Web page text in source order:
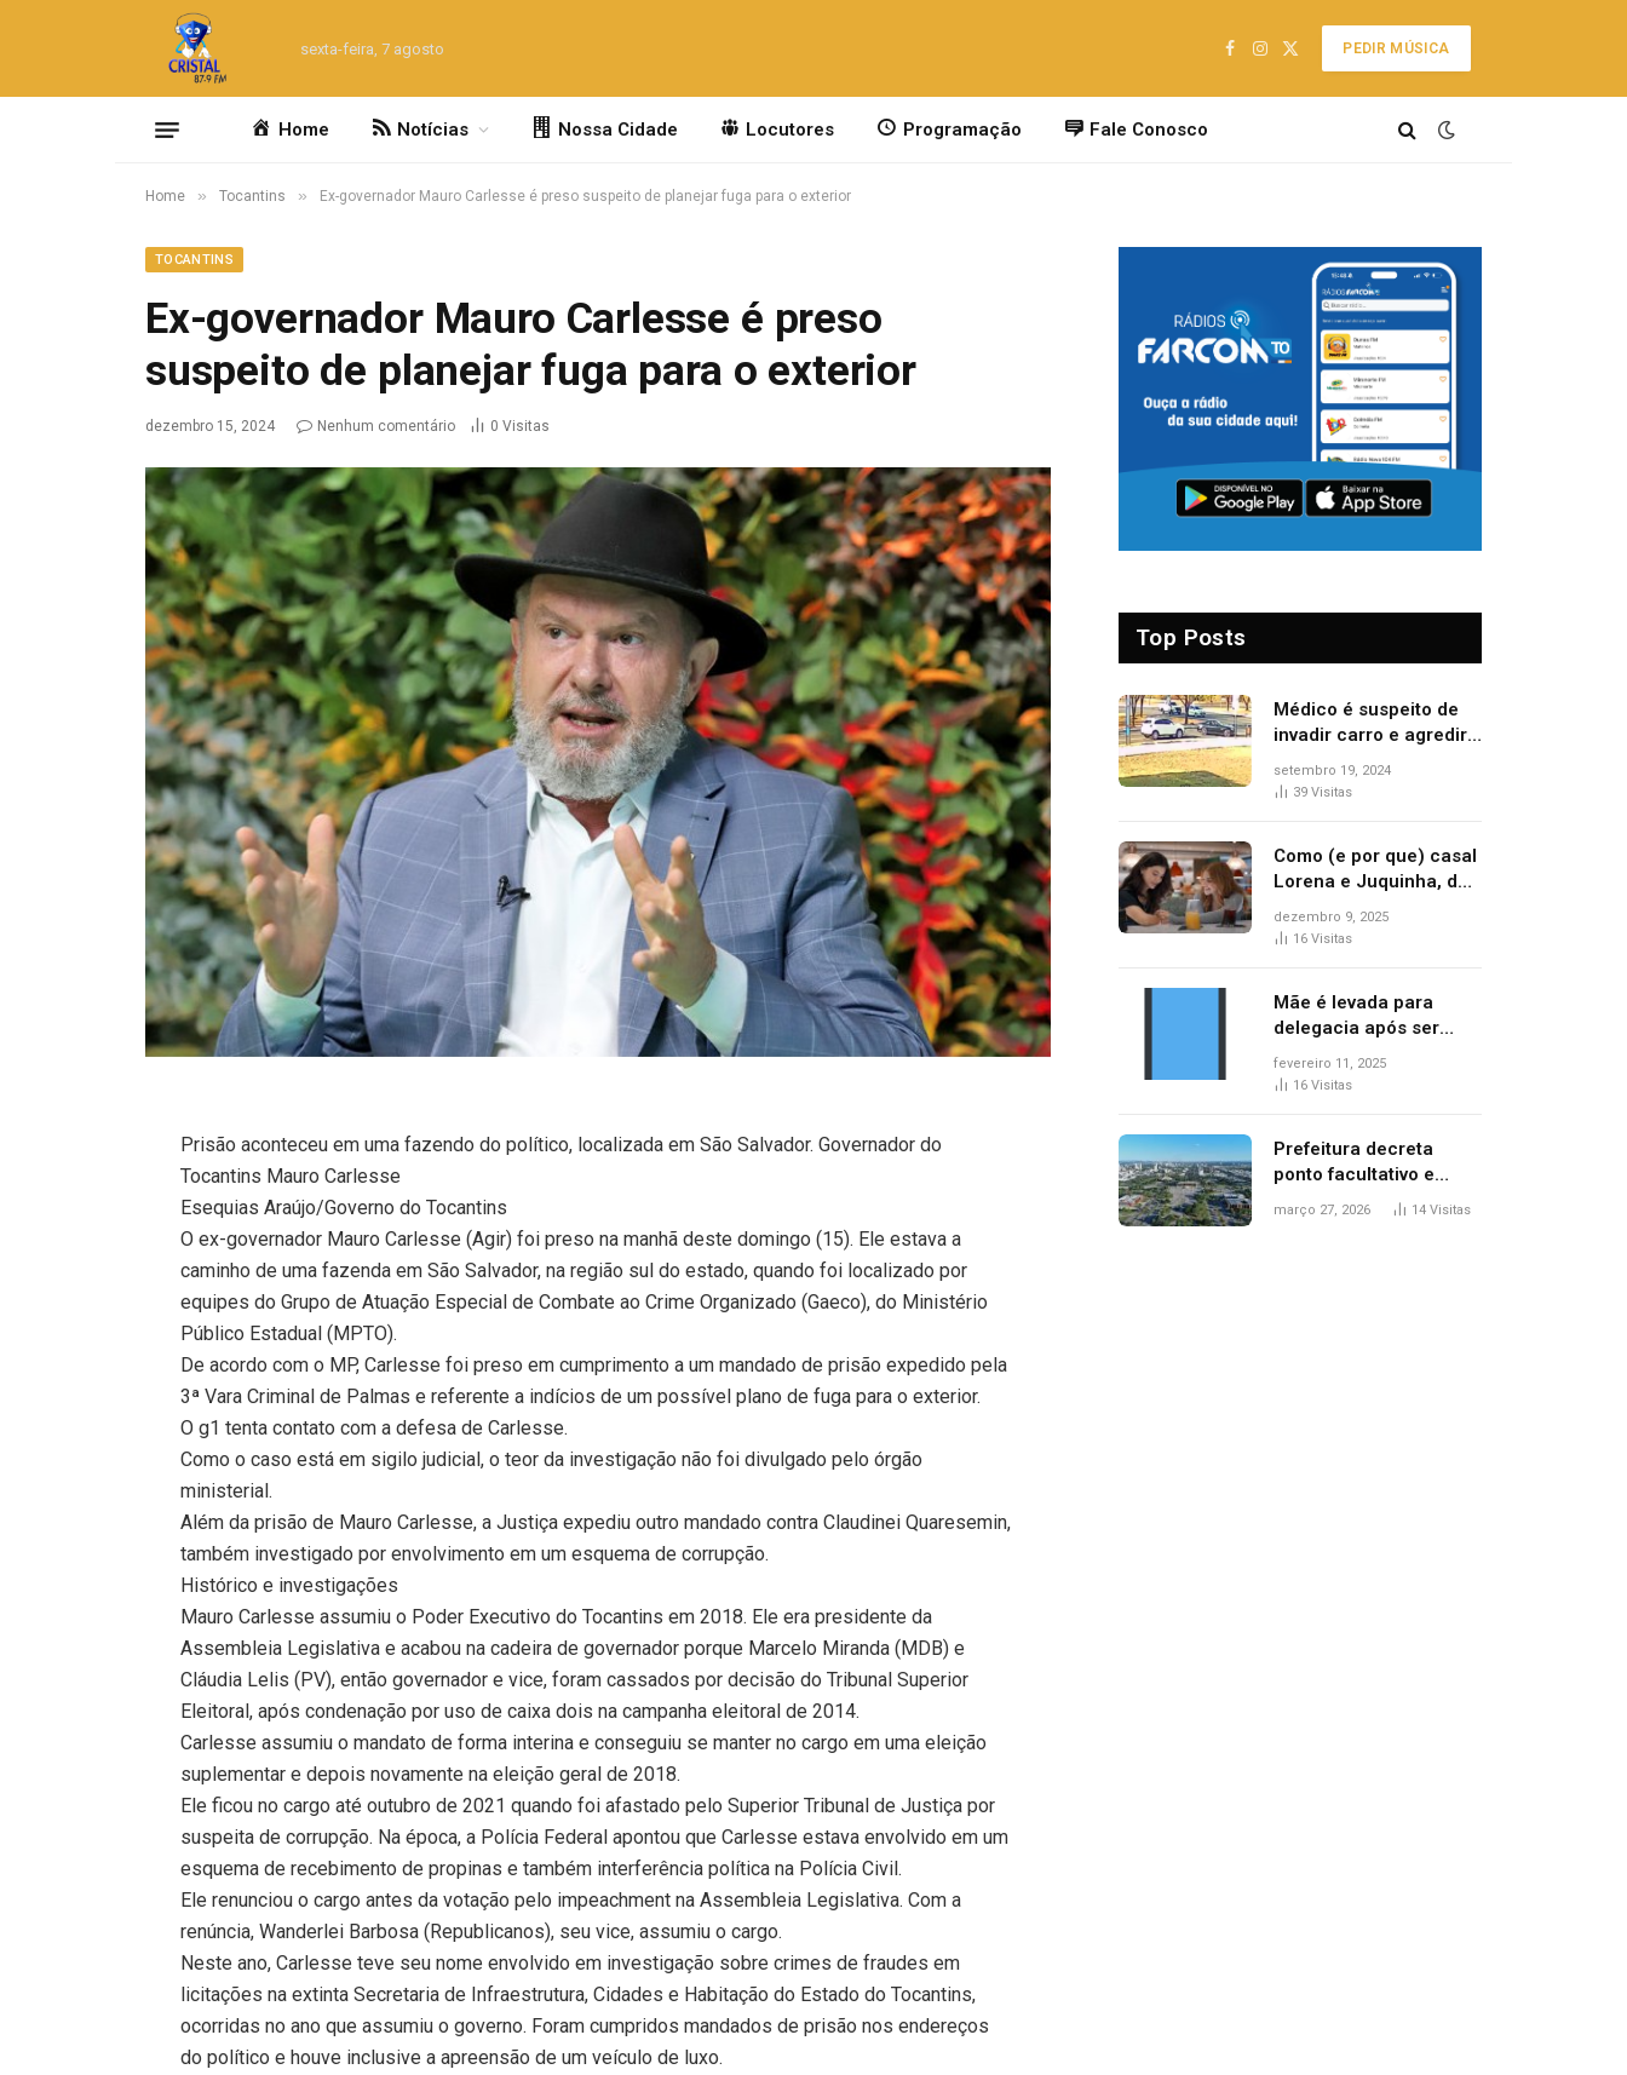
sexta-feira, 7 agosto
Facebook
Instagram
X
PEDIR MÚSICA
Home Notícias Nossa Cidade Locutores Programação Fale Conosco
Home » Tocantins » Ex-governador Mauro Carlesse é preso suspeito de planejar fuga para o exterior
TOCANTINS
Ex-governador Mauro Carlesse é preso
suspeito de planejar fuga para o exterior
dezembro 15, 2024 Nenhum comentário 0 Visitas
Prisão aconteceu em uma fazendo do político, localizada em São Salvador. Governador do
Tocantins Mauro Carlesse
Esequias Araújo/Governo do Tocantins
O ex-governador Mauro Carlesse (Agir) foi preso na manhã deste domingo (15). Ele estava a
caminho de uma fazenda em São Salvador, na região sul do estado, quando foi localizado por
equipes do Grupo de Atuação Especial de Combate ao Crime Organizado (Gaeco), do Ministério
Público Estadual (MPTO).
De acordo com o MP, Carlesse foi preso em cumprimento a um mandado de prisão expedido pela
3ª Vara Criminal de Palmas e referente a indícios de um possível plano de fuga para o exterior.
O g1 tenta contato com a defesa de Carlesse.
Como o caso está em sigilo judicial, o teor da investigação não foi divulgado pelo órgão
ministerial.
Além da prisão de Mauro Carlesse, a Justiça expediu outro mandado contra Claudinei Quaresemin,
também investigado por envolvimento em um esquema de corrupção.
Histórico e investigações
Mauro Carlesse assumiu o Poder Executivo do Tocantins em 2018. Ele era presidente da
Assembleia Legislativa e acabou na cadeira de governador porque Marcelo Miranda (MDB) e
Cláudia Lelis (PV), então governador e vice, foram cassados por decisão do Tribunal Superior
Eleitoral, após condenação por uso de caixa dois na campanha eleitoral de 2014.
Carlesse assumiu o mandato de forma interina e conseguiu se manter no cargo em uma eleição
suplementar e depois novamente na eleição geral de 2018.
Ele ficou no cargo até outubro de 2021 quando foi afastado pelo Superior Tribunal de Justiça por
suspeita de corrupção. Na época, a Polícia Federal apontou que Carlesse estava envolvido em um
esquema de recebimento de propinas e também interferência política na Polícia Civil.
Ele renunciou o cargo antes da votação pelo impeachment na Assembleia Legislativa. Com a
renúncia, Wanderlei Barbosa (Republicanos), seu vice, assumiu o cargo.
Neste ano, Carlesse teve seu nome envolvido em investigação sobre crimes de fraudes em
licitações na extinta Secretaria de Infraestrutura, Cidades e Habitação do Estado do Tocantins,
ocorridas no ano que assumiu o governo. Foram cumpridos mandados de prisão nos endereços
do político e houve inclusive a apreensão de um veículo de luxo.
Top Posts
Médico é suspeito de
invadir carro e agredir
delegado aposentado
durante confusão no
setembro 19, 2024
39 Visitas
Como (e por que) casal
Lorena e Juquinha, de
‘Três Graças’, ganhou
repercussão
dezembro 9, 2025
16 Visitas
Mãe é levada para
delegacia após ser
denunciada por maus-
tratos contra dois
fevereiro 11, 2025
16 Visitas
Prefeitura decreta
ponto facultativo e
servidores públicos
março 27, 2026 14 Visitas